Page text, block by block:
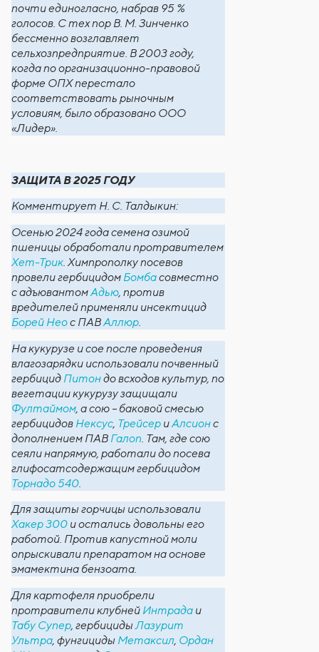
почти единогласно, набрав 95 %
голосов. С тех пор В. М. Зинченко
бессменно возглавляет
сельхозпредприятие. В 2003 году,
когда по организационно-правовой
форме ОПХ перестало
соответствовать рыночным
условиям, было образовано ООО
«Лидер».
ЗАЩИТА В 2025 ГОДУ
Комментирует Н. С. Талдыкин:
Осенью 2024 года семена озимой
пшеницы обработали протравителем
Хет-Трик . Химпрополку посевов
провели гербицидом Бомбасовместно
с адъювантомАдью, против
вредителей применяли инсектицид
Борей Неос ПАВАллюр
На кукурузе и сое после проведения
влагозарядки использовали почвенный
гербицид Питондо всходов культур, по
вегетации кукурузу защищали
Фултаймом , а сою – баковой смесью
гербицидов Нексус Трейсер и Алсионс
дополнением ПАВ Галоп . Там, где сою
сеяли напрямую, работали до посева
глифосатсодержащим гербицидом
Торнадо 540
Для защиты горчицы использовали
Хакер 300 и остались довольны его
работой. Против капустной моли
опрыскивали препаратом на основе
эмамектина бензоата.
Для картофеля приобрели
протравители клубней Интрада и
Табу Супер, гербицидыЛазурит
Ультра, фунгициды Метаксил, Ордан